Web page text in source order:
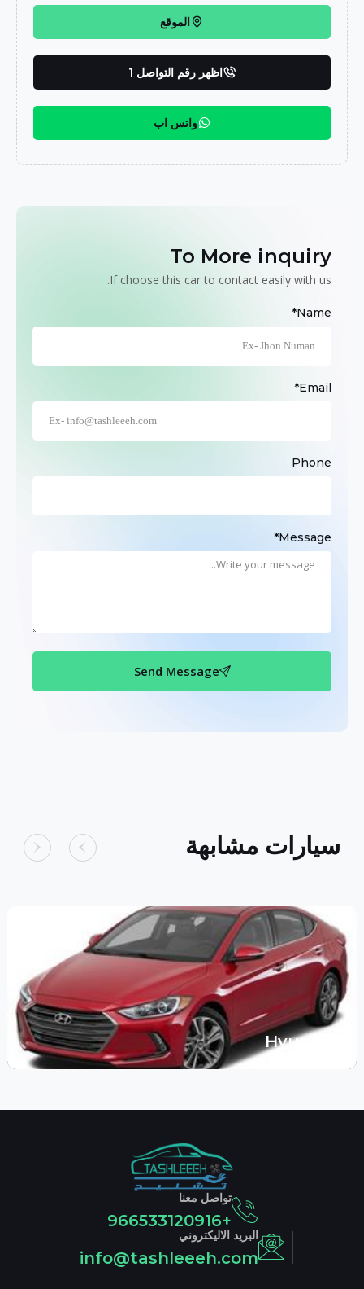
الموقع
اظهر رقم التواصل 1
واتس اب
To More inquiry
If choose this car to contact easily with us.
Name*
Email*
Phone
Message*
Send Message
سيارات مشابهة
Hyundai
تواصل معنا
+966533120916
البريد الاليكتروني
info@tashleeeh.com